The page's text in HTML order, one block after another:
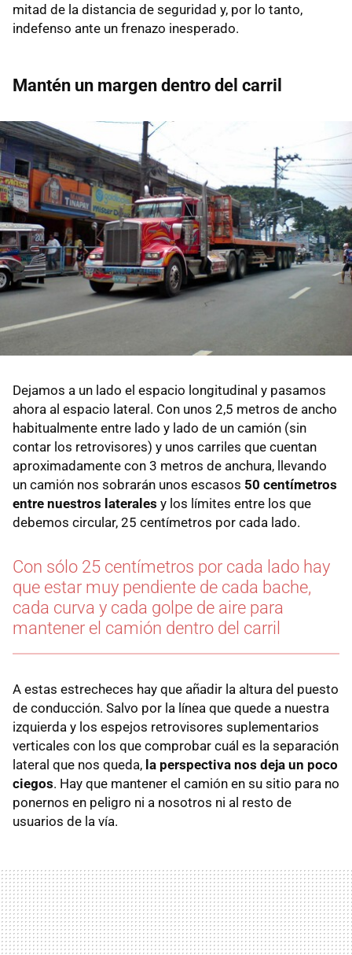
mitad de la distancia de seguridad y, por lo tanto,
indefenso ante un frenazo inesperado.
Mantén un margen dentro del carril
Dejamos a un lado el espacio longitudinal y pasamos
ahora al espacio lateral. Con unos 2,5 metros de ancho
habitualmente entre lado y lado de un camión (sin
contar los retrovisores) y unos carriles que cuentan
aproximadamente con 3 metros de anchura, llevando
un camión nos sobrarán unos escasos 50 centímetros
entre nuestros laterales y los límites entre los que
debemos circular, 25 centímetros por cada lado.
Con sólo 25 centímetros por cada lado hay
que estar muy pendiente de cada bache,
cada curva y cada golpe de aire para
mantener el camión dentro del carril
A estas estrecheces hay que añadir la altura del puesto
de conducción. Salvo por la línea que quede a nuestra
izquierda y los espejos retrovisores suplementarios
verticales con los que comprobar cuál es la separación
lateral que nos queda, la perspectiva nos deja un poco
ciegos. Hay que mantener el camión en su sitio para no
ponernos en peligro ni a nosotros ni al resto de
usuarios de la vía.